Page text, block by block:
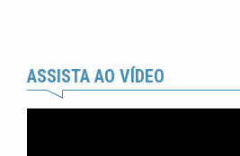
ASSISTA AO VÍDEO